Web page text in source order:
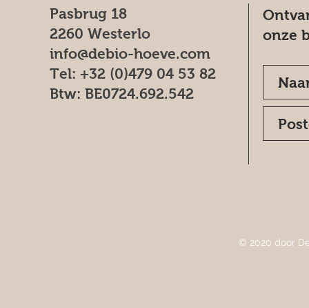
Pasbrug 18
2260 Westerlo
info@debio-hoeve.com
Tel: +32 (0)479 04 53 82
Btw: BE0724.692.542
onze
© 2020 door